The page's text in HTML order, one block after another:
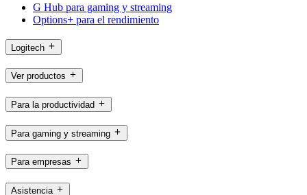
G Hub para gaming y streaming
Options+ para el rendimiento
Logitech
Ver productos
Para la productividad
Para gaming y streaming
Para empresas
Asistencia